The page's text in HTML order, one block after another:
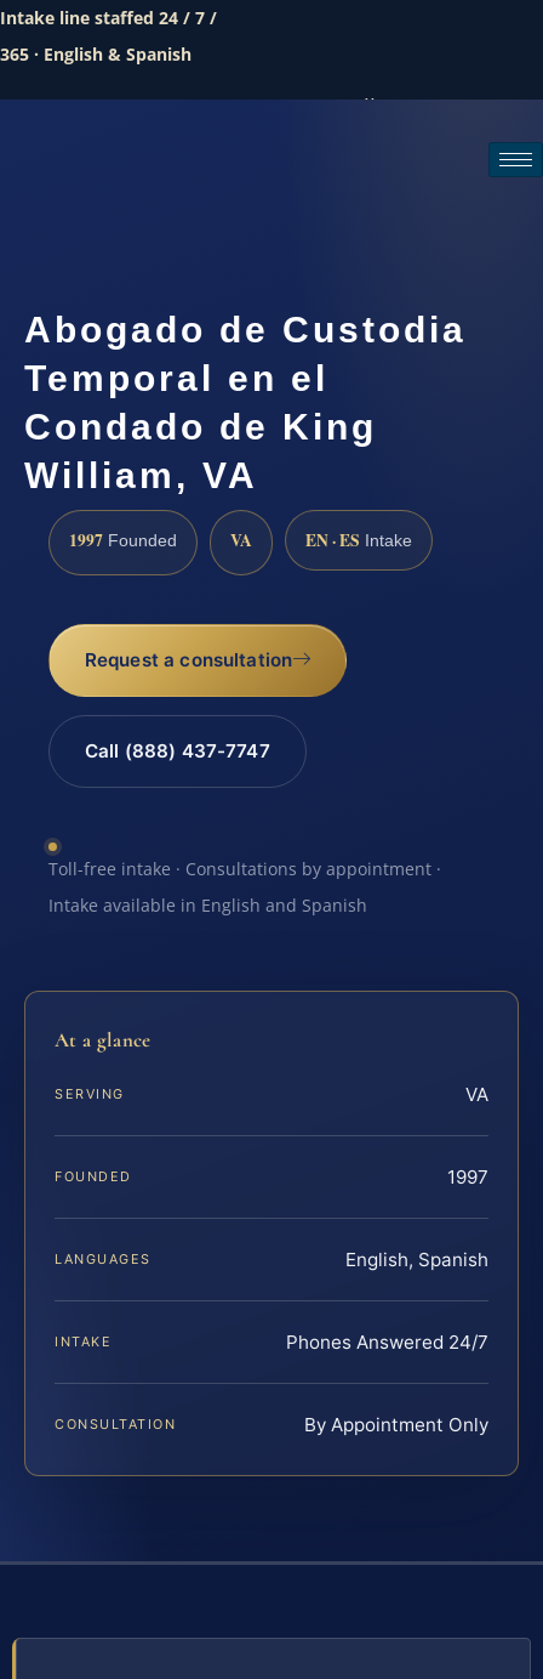
Intake line staffed 24 / 7 /
365 · English & Spanish
Call (888) 437-7747
Abogado de Custodia
Temporal en el
Condado de King
William, VA
1997 Founded VA EN · ES Intake
Request a consultation
Call (888) 437-7747
Toll-free intake · Consultations by appointment ·
Intake available in English and Spanish
At a glance
SERVING VA
FOUNDED 1997
LANGUAGES English, Spanish
INTAKE Phones Answered 24/7
CONSULTATION By Appointment Only